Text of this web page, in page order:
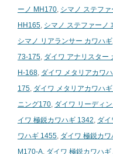
ーノ MH170, シマノ ステフ
HH165, シマノ ステファーノ
シマノ リアランサー カワハギ
73-175, ダイワ アナリスター
H-168, ダイワ メタリアカワ
175, ダイワ メタリアカワハ
ニング170, ダイワ リーディ
イワ 極鋭カワハギ 1342, ダ
ワハギ 1455, ダイワ 極鋭カ
M170-A, ダイワ 極鋭カワハ